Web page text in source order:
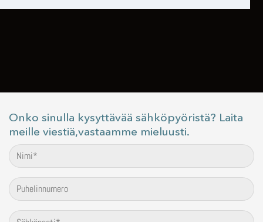
Onko sinulla kysyttävää sähköpyöristä? Laita
meille viestiä,vastaamme mieluusti.